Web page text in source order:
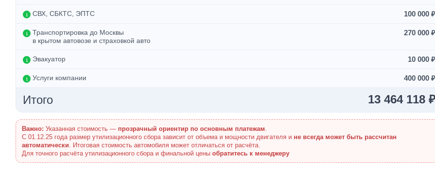
СВХ, СБКТС, ЭПТС 100 000 ₽
Транспортировка до Москвы
в крытом автовозе и страховкой авто
270 000 ₽
Эвакуатор 10 000 ₽
Услуги компании 400 000 ₽
Итого 13 464 118 ₽
Важно: Указанная стоимость — прозрачный ориентир по основным платежам.
С 01.12.25 года размер утилизационного сбора зависит от объема и мощности двигателя и не всегда может быть рассчитан
автоматически. Итоговая стоимость автомобиля может отличаться от расчёта.
Для точного расчёта утилизационного сбора и финальной цены обратитесь к менеджеру